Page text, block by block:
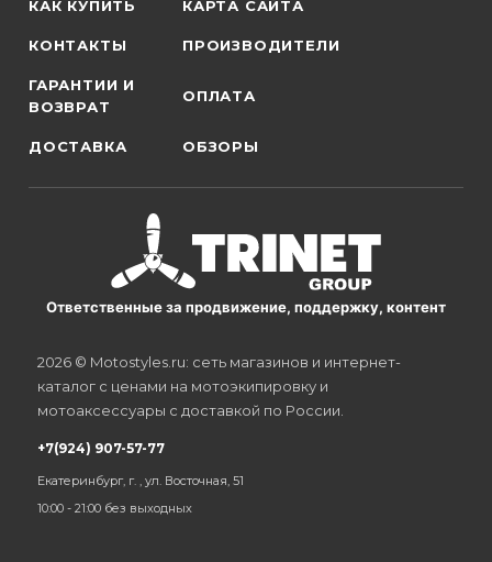
КАК КУПИТЬ КАРТА САЙТА
КОНТАКТЫ ПРОИЗВОДИТЕЛИ
ГАРАНТИИ И
ВОЗВРАТ
ОПЛАТА
ДОСТАВКА ОБЗОРЫ
Ответственные за продвижение, поддержку, контент
2026 © Motostyles.ru: сеть магазинов и интернет-
каталог с ценами на мотоэкипировку и
мотоаксессуары с доставкой по России.
+7(924) 907-57-77
Екатеринбург, г. , ул. Восточная, 51
10:00 - 21:00 без выходных